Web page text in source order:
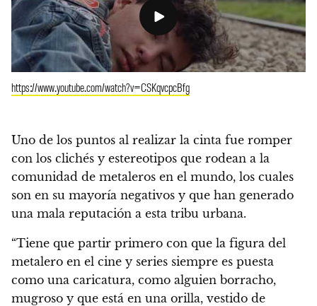
https://www.youtube.com/watch?v=CSKqvcpcBfg
Uno de los puntos al realizar la cinta fue romper
con los clichés y estereotipos que rodean a la
comunidad de metaleros en el mundo, los cuales
son en su mayoría negativos y que han generado
una mala reputación a esta tribu urbana.
“Tiene que partir primero con que la figura del
metalero en el cine y series siempre es puesta
como una caricatura, como alguien borracho,
mugroso y que está en una orilla, vestido de